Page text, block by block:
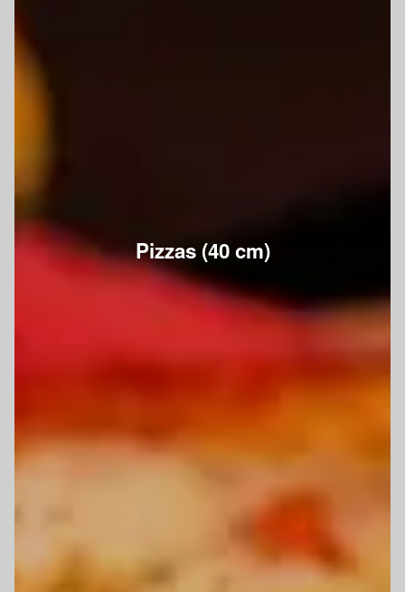
Pizzas (40 cm)